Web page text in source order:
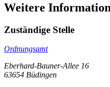
Weitere
Zuständige Stelle
Ordnungsamt
Eberhard-Bauner-Allee 16
63654 Büdingen